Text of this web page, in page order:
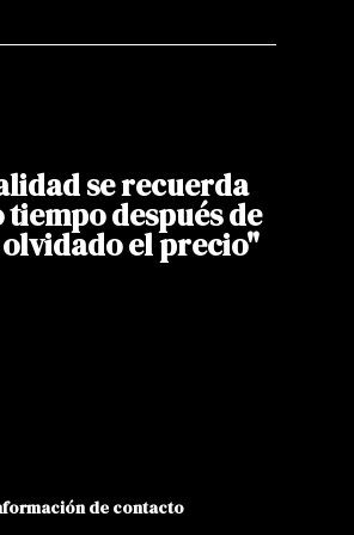
se recuerda
tiempo después de
el precio"
de contacto